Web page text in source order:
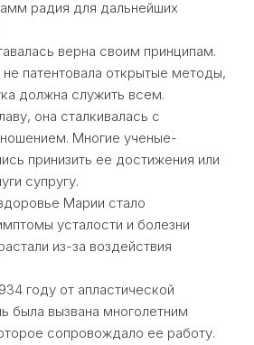
радия для дальнейших
верна своим принципам.
патентовала открытые методы,
должна служить всем.
она сталкивалась с
Многие ученые-
принизить ее достижения или
супругу.
Марии стало
усталости и болезни
из-за воздействия
году от апластической
была вызвана многолетним
сопровождало ее работу.